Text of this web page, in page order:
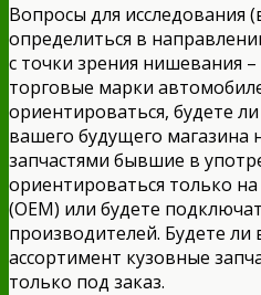
Вопросы для исследования
определиться в
с точки зрения нишевания
торговые марки
ориентироваться, будете
вашего будущего магазина
запчастями бывшие в
ориентироваться только
(ОЕМ) или будете
производителей. Будете
ассортимент кузовные
только под заказ.